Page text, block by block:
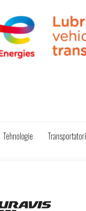
Tehnologie Transportatori